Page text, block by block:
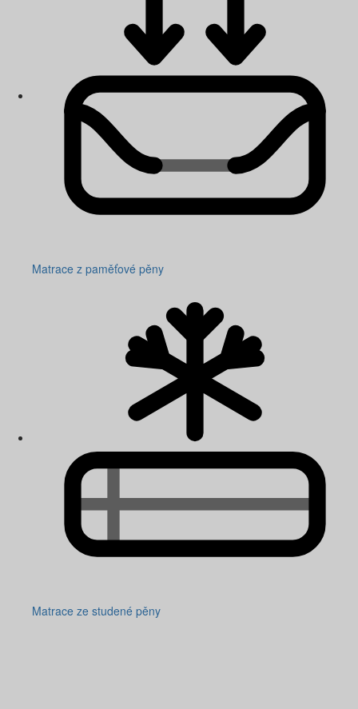
Matrace z paměťové pěny
Matrace ze studené pěny